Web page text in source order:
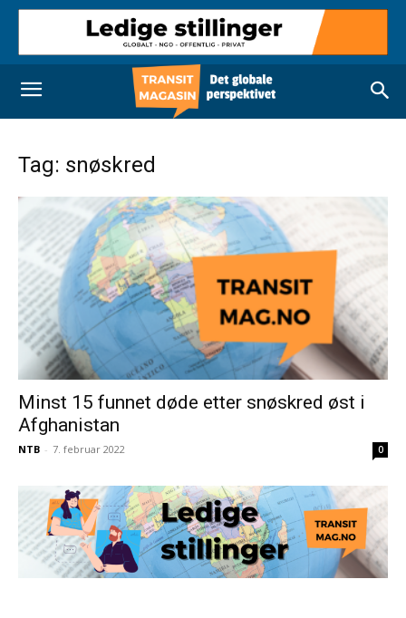
Tag: snøskred
Minst 15 funnet døde etter snøskred øst i
Afghanistan
NTB - 7. februar 2022 0